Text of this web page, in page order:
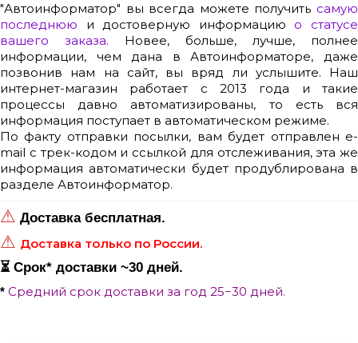
"Автоинформатор" вы всегда можете получить самую
последнюю и достоверную информацию о статусе
вашего заказа. Новее, больше, лучше, полнее
информации, чем дана в Автоинформаторе, даже
позвонив нам на сайт, вы вряд ли услышите. Наш
интернет-магазин работает с 2013 года и такие
процессы давно автоматизированы, то есть вся
информация поступает в автоматическом режиме.
По факту отправки посылки, вам будет отправлен e-
mail с трек-кодом и ссылкой для отслеживания, эта же
информация автоматически будет продублирована в
разделе Автоинформатор.
⚠ Доставка бесплатная.
⚠ Доставка только по России.
⏳ Срок* доставки ~30 дней.
* Средний срок доставки за год 25−30 дней.